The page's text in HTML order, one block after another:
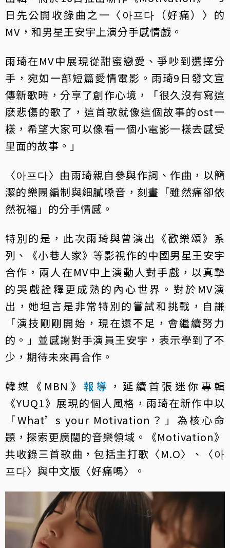
日先公開收錄曲之一〈아프다（好痛）〉的
MV，和男星王安宇上演分手感情戲。
雨琦在MV中展現從甜蜜戀愛、爭吵到選擇分
手，宛如一部短篇愛情電影。雨琦9日發文宣
傳新歌時，分享了創作心境，「很久沒有寫這
麽悲傷的歌了，這首歌就像這個故事的ost一
樣，希望大家可以像看一個小電影一樣去感受
里面的故事。」
〈아프다〉由雨琦親自參與作詞、作曲，以簡
潔的樂團編制與細膩嗓音，刻畫「雖然痛卻依
然祝福」的分手情感。
特別的是，此次雨琦與曾演出《歡樂頌》系
列、《小巷人家》等影視作的中國男星王安宇
合作，兩人在MV中上演動人對手戲，以真摯
的哭戲詮釋更成熟的內心世界。對於MV演
出，她坦言是非常特別的嘗試和挑戰，自謙
「演技剛剛開始，現在還不足，會繼續努力
的。」並感謝對手演員王安宇，表示學到了不
少，期待未來再合作。
韓媒《MBN》 報導 ，延續首張迷你專輯
《YUQ1》展現的個人風格，雨琦在新作中以
「What’s your Motivation？」為核心命
題，探索更廣闊的音樂領域。《Motivation》
共收錄三首歌曲，包括主打歌〈M.O〉、〈아
프다〉與中文版〈好痛嗎〉。